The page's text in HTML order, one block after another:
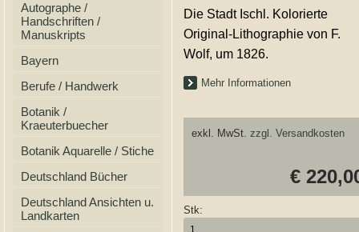
Autographe /
Handschriften /
Manuskripts
Bayern
Berufe / Handwerk
Botanik /
Kraeuterbuecher
Botanik Aquarelle / Stiche
Deutschland Bücher
Deutschland Ansichten u.
Landkarten
Die Stadt Ischl. Kolorierte
Original-Lithographie von F.
Wolf, um 1826.
Mehr Informationen
exkl. MwSt. zzgl. Versandkosten
€
Stk: